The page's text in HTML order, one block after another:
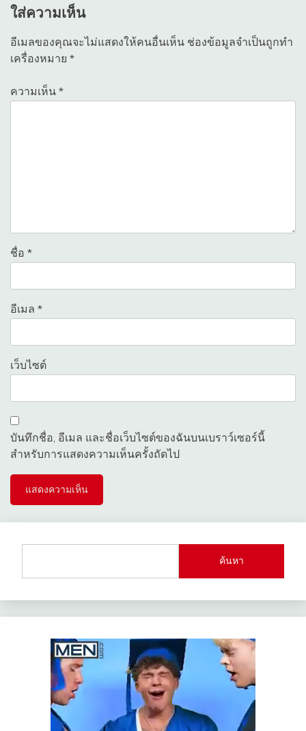
ใส่ความเห็น
อีเมลของคุณจะไม่แสดงให้คนอื่นเห็น ช่องข้อมูลจำเป็นถูกทำ
เครื่องหมาย *
ความเห็น *
ชื่อ *
อีเมล *
เว็บไซต์
บันทึกชื่อ, อีเมล และชื่อเว็บไซต์ของฉันบนเบราว์เซอร์นี้
สำหรับการแสดงความเห็นครั้งถัดไป
ค้นหา